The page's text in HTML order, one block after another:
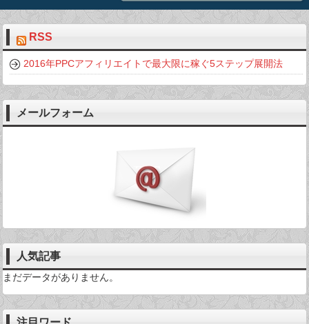
RSS
2016年PPCアフィリエイトで最大限に稼ぐ5ステップ展開法
メールフォーム
人気記事
まだデータがありません。